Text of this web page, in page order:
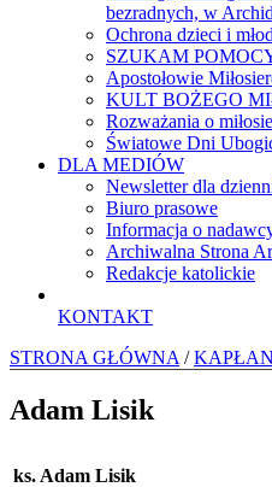
bezradnych, w
Ochrona dzieci i
SZUKAM
Apostołowie
KULT BOŻEGO
Rozważania o
Światowe Dni
DLA MEDIÓW
Newsletter dla
Biuro prasowe
Informacja o
Archiwalna Strona
Redakcje katolickie
KONTAKT
STRONA GŁÓWNA /
Adam Lisik
ks. Adam Lisik